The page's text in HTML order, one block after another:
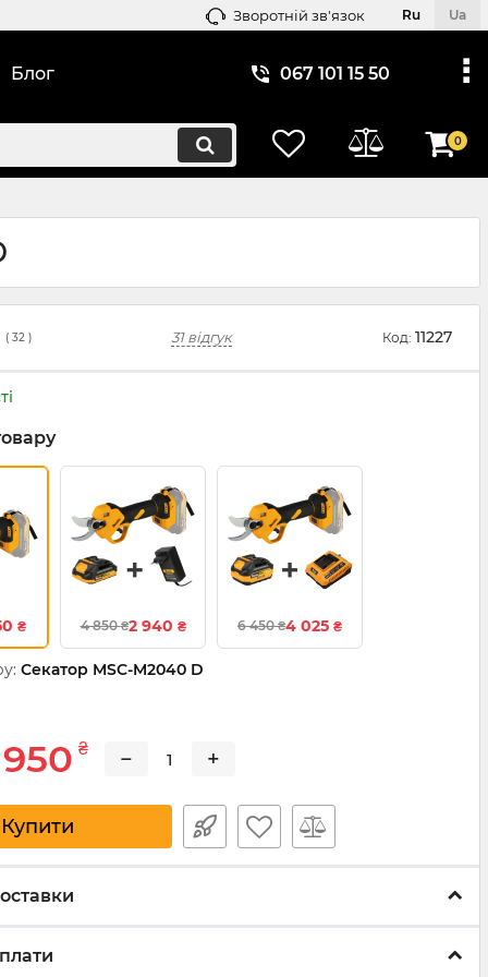
Зворотній зв'язок Ru Ua
Блог 067 101 15 50
0
( 32 ) 31 відгук Код: 11227
₴ 4 850₴2 940 ₴ 6 450₴4 025 ₴
Секатор MSC-M2040 D
950 ₴ − +
Купити